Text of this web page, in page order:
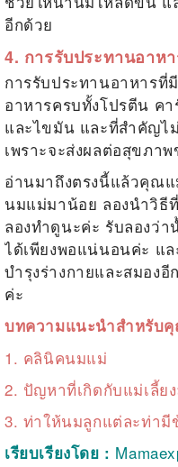
อีกด้วย
4. การรับประทานอาห
การรับประทานอาหารที่
อาหารครบทั้งโปรตีน ค
และไขมัน และที่สำคัญไ
เพราะจะส่งผลต่อสุขภา
อ่านมาถึงตรงนี้แล้วคุณ
นมแม่มาน้อย ลองนำวิธี
ลองทำดูนะค่ะ รับลองว่
ได้เพียงพอแน่นอนค่ะ แ
บำรุงร่างกายและสมอง
ค่ะ
บทความแนะนำสำหรับ
1. คลินิคนมแม่
2. ปัญหาที่เกิดกับแม่เลี้ย
3. ท่าให้นมลูกแต่ละท่ามี
เรียบเรียงโดย :